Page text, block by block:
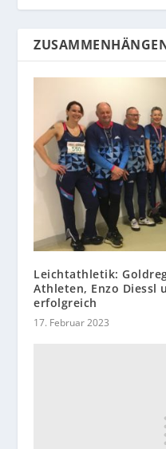
Leichtathletik:
Athleten, Enzo Diessl
erfolgreich
17. Februar 2023